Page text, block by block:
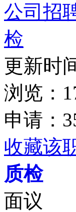
公司招
检
更新时
浏览：
申请：
收藏该
质检
面议